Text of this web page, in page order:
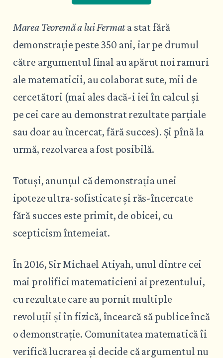
Marea Teoremă a lui Fermata stat fără
demonstrație peste 350 ani, iar pe drumul
către argumentul final au apărut noi ramuri
ale matematicii, au colaborat sute, mii de
cercetători (mai ales dacă-i iei în calcul și
pe cei care au demonstrat rezultate parțiale
sau doar au încercat, fără succes). Și pînă la
urmă, rezolvarea a fost posibilă.
Totuși, anunțul că demonstrația unei
ipoteze ultra-sofisticate și răs-încercate
fără succes este primit, de obicei, cu
scepticism întemeiat.
În 2016, Sir Michael Atiyah, unul dintre cei
mai prolifici matematicieni ai prezentului,
cu rezultate care au pornit multiple
revoluții și în fizică, încearcă să publice încă
o demonstrație. Comunitatea matematică îi
verifică lucrarea și decide că argumentul nu